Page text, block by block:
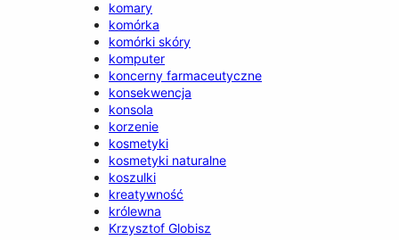
komary
komórka
komórki skóry
komputer
koncerny farmaceutyczne
konsekwencja
konsola
korzenie
kosmetyki
kosmetyki naturalne
koszulki
kreatywność
królewna
Krzysztof Globisz